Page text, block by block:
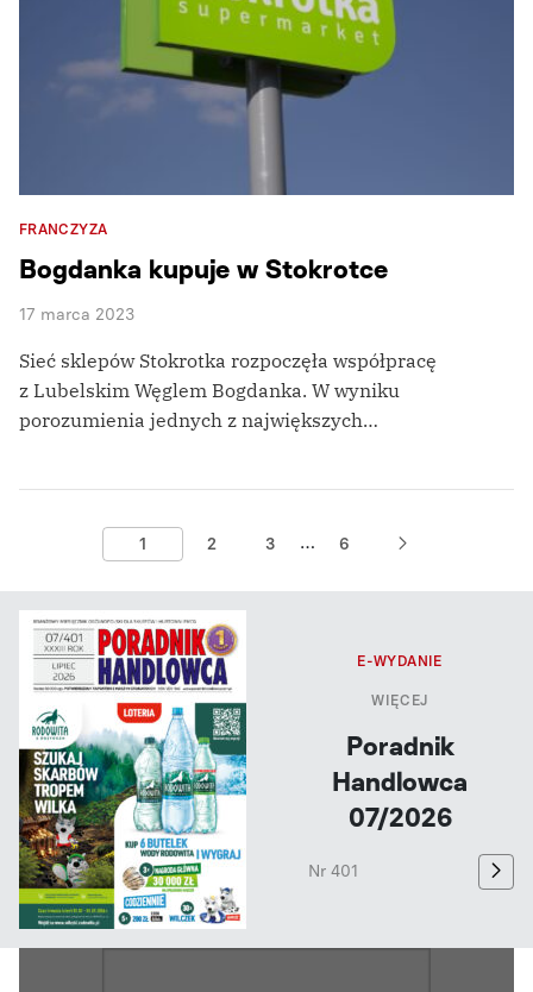
FRANCZYZA
Bogdanka kupuje w Stokrotce
17 marca 2023
Sieć sklepów Stokrotka rozpoczęła współpracę
z Lubelskim Węglem Bogdanka. W wyniku
porozumienia jednych z największych…
1 2 3 … 6
E-WYDANIE
WIĘCEJ
Poradnik
Handlowca
07/2026
Nr 401